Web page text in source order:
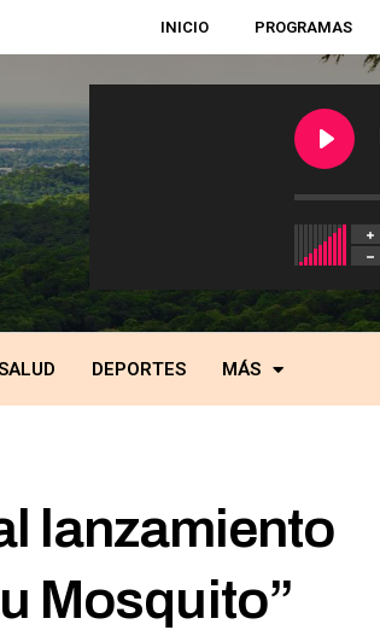
INICIO PROGRAMAS
DEPORTES MÁS
lanzamiento
Mosquito”